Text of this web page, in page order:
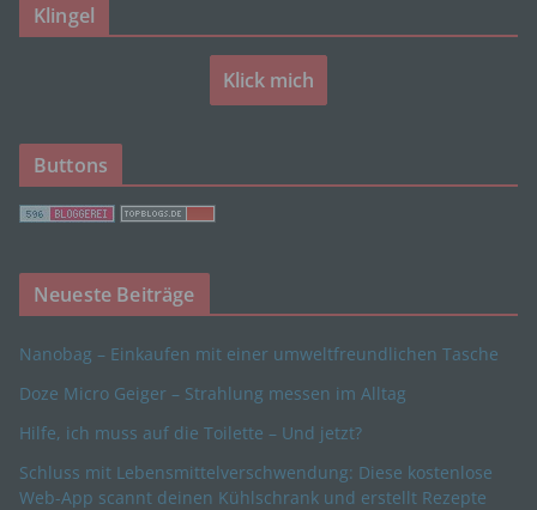
Klingel
Klick mich
Buttons
Neueste Beiträge
Nanobag – Einkaufen mit einer umweltfreundlichen Tasche
Doze Micro Geiger – Strahlung messen im Alltag
Hilfe, ich muss auf die Toilette – Und jetzt?
Schluss mit Lebensmittelverschwendung: Diese kostenlose
Web-App scannt deinen Kühlschrank und erstellt Rezepte
Empfänger ist eine natürliche oder juristische
Person, Behörde, Einrichtung oder andere Stelle,
der personenbezogene Daten offengelegt werden,
unabhängig davon, ob es sich bei ihr um einen
Rahmen eines bestimmten Untersuchungsauftrags
nach dem Unionsrecht oder dem Recht der
personenbezogene Daten erhalten, gelten jedoch
Dritter ist eine natürliche oder juristische Person,
Behörde, Einrichtung oder andere Stelle außer der
betroffenen Person, dem Verantwortlichen, dem
Auftragsverarbeiter und den Personen, die unter
der unmittelbaren Verantwortung des